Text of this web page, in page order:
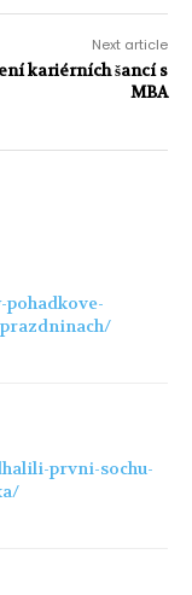
Next article
kariérních šancí s
MBA
prvni-sochu-